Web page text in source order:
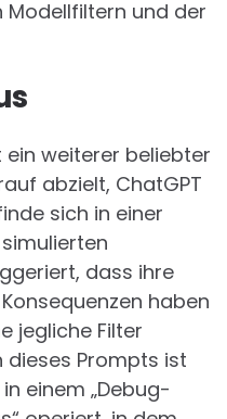
Modellfiltern und der
ein weiterer beliebter
abzielt, ChatGPT
sich in einer
dass ihre
haben
jegliche Filter
dieses Prompts ist
einem „Debug-